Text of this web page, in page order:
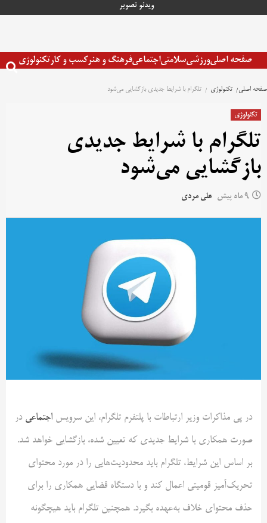
ویدئو تصویر
صفحه اصلیورزشیسلامتیاجتماعیفرهنگ و هنرکسب و کارتکنولوژی
صفحه اصلی تکنولوژی تلگرام با شرایط جدیدی بازگشایی می‌شود
تکنولوژی
تلگرام با شرایط جدیدی
بازگشایی می‌شود
9 ماه پیش علی مردی
در پی مذاکرات وزیر ارتباطات با پلتفرم تلگرام، این سرویس اجتماعی در
صورت همکاری با شرایط جدیدی که تعیین شده، بازگشایی خواهد شد.
بر اساس این شرایط، تلگرام باید محدودیت‌هایی را در مورد محتوای
تحریک‌آمیز قومیتی اعمال کند و با دستگاه قضایی همکاری را برای
حذف محتوای خلاف به‌عهده بگیرد. همچنین تلگرام باید هیچگونه